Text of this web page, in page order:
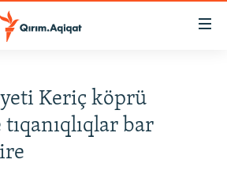
Keriç köprü
bar